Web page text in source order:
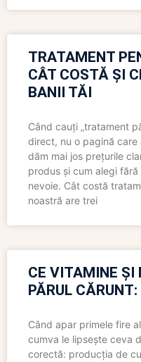
TRATAMENT
CÂT COSTĂ ȘI
BANII TĂI
Când cauți „tratament
direct, nu o pagină
dăm mai jos prețurile
produs și cum alegi
nevoie. Cât costă
noastră are trei
CE VITAMINE ȘI
PĂRUL
Când apar primele fire
cumva le lipsește ceva
corectă: producția de